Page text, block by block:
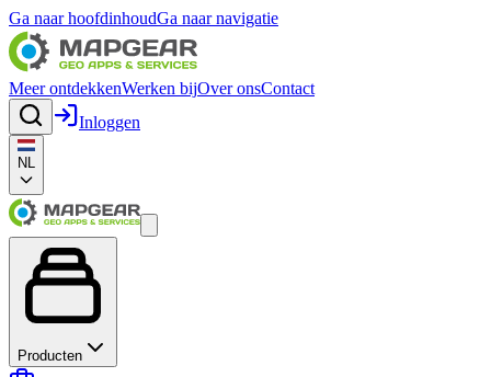
Ga naar hoofdinhoudGa naar navigatie
Meer ontdekkenWerken bijOver onsContact
Inloggen
NL
Producten